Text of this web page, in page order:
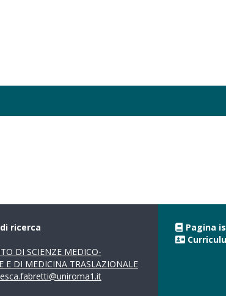
ricerca
DI SCIENZE MEDICO-
E DI MEDICINA TRASLAZIONALE
Pagina